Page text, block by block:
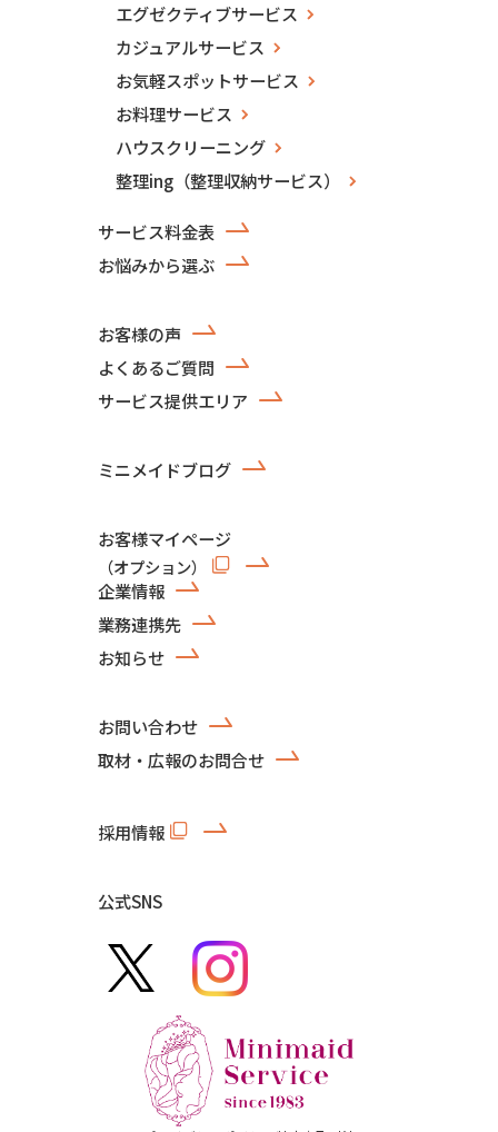
エグゼクティブサービス
カジュアルサービス
お気軽スポットサービス
お料理サービス
ハウスクリーニング
整理ing（整理収納サービス）
サービス料金表
お悩みから選ぶ
お客様の声
よくあるご質問
サービス提供エリア
ミニメイドブログ
お客様マイページ
（オプション）
企業情報
業務連携先
お知らせ
お問い合わせ
取材・広報のお問合せ
採用情報
公式SNS